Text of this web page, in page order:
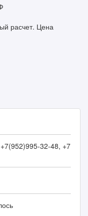
расчет. Цена
32-48, +7